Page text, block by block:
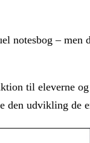
notesbog –
til eleverne
den udvikling de